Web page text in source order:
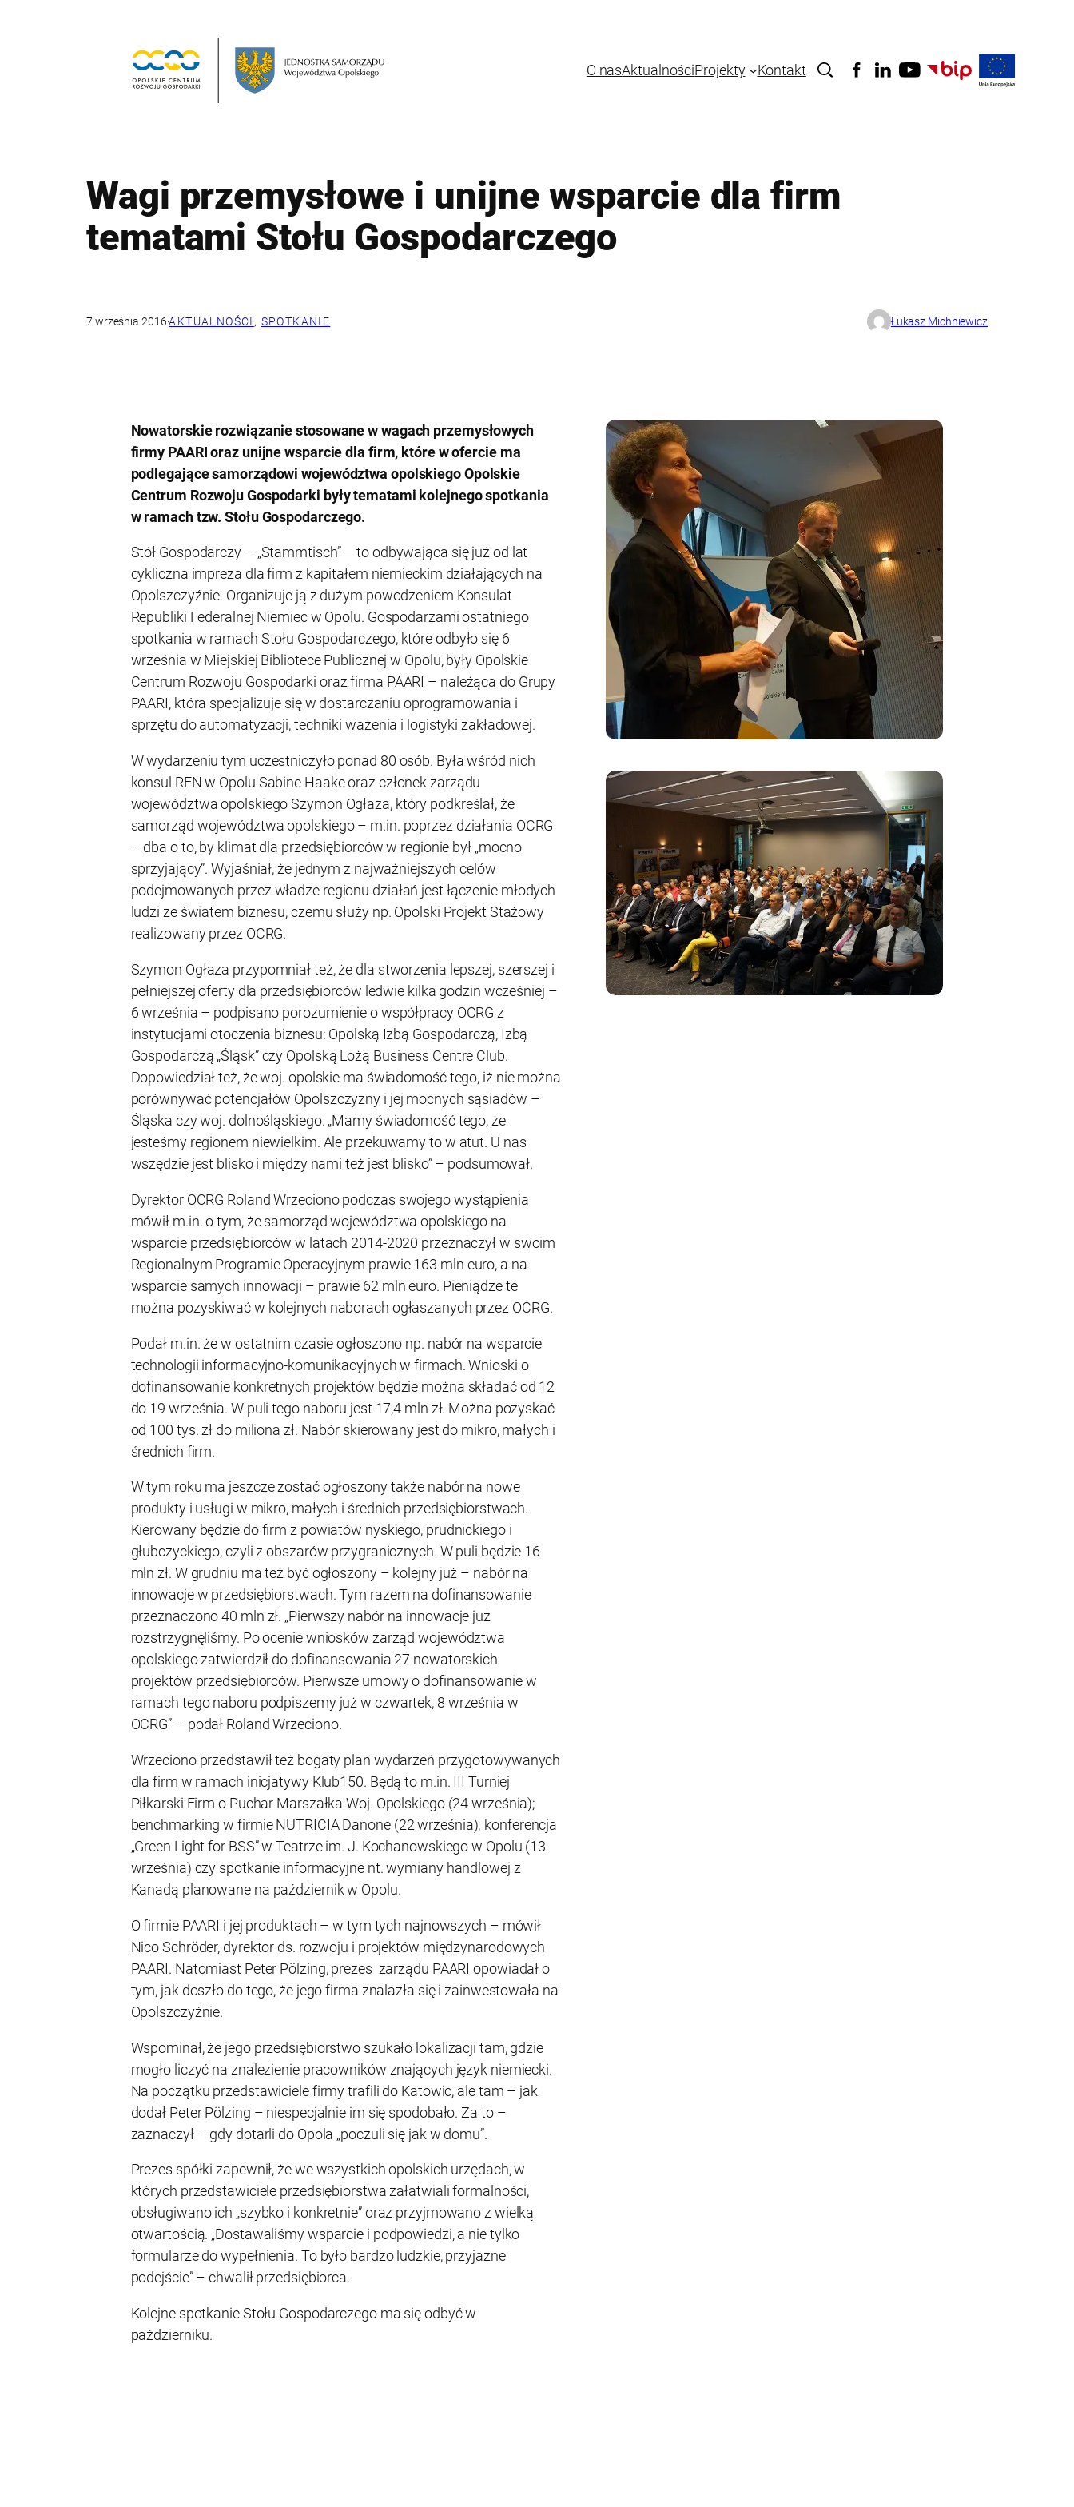
O nasAktualnościProjekty Kontakt
Wagi przemysłowe i unijne wsparcie dla firm
tematami Stołu Gospodarczego
7 września 2016·AKTUALNOŚCI , SPOTKANIE Łukasz Michniewicz
Nowatorskie rozwiązanie stosowane w wagach przemysłowych
firmy PAARI oraz unijne wsparcie dla firm, które w ofercie ma
podlegające samorządowi województwa opolskiego Opolskie
Centrum Rozwoju Gospodarki były tematami kolejnego spotkania
w ramach tzw. Stołu Gospodarczego.
Stół Gospodarczy – „Stammtisch” – to odbywająca się już od lat
cykliczna impreza dla firm z kapitałem niemieckim działających na
Opolszczyźnie. Organizuje ją z dużym powodzeniem Konsulat
Republiki Federalnej Niemiec w Opolu. Gospodarzami ostatniego
spotkania w ramach Stołu Gospodarczego, które odbyło się 6
września w Miejskiej Bibliotece Publicznej w Opolu, były Opolskie
Centrum Rozwoju Gospodarki oraz firma PAARI – należąca do Grupy
PAARI, która specjalizuje się w dostarczaniu oprogramowania i
sprzętu do automatyzacji, techniki ważenia i logistyki zakładowej.
W wydarzeniu tym uczestniczyło ponad 80 osób. Była wśród nich
konsul RFN w Opolu Sabine Haake oraz członek zarządu
województwa opolskiego Szymon Ogłaza, który podkreślał, że
samorząd województwa opolskiego – m.in. poprzez działania OCRG
– dba o to, by klimat dla przedsiębiorców w regionie był „mocno
sprzyjający”. Wyjaśniał, że jednym z najważniejszych celów
podejmowanych przez władze regionu działań jest łączenie młodych
ludzi ze światem biznesu, czemu służy np. Opolski Projekt Stażowy
realizowany przez OCRG.
Szymon Ogłaza przypomniał też, że dla stworzenia lepszej, szerszej i
pełniejszej oferty dla przedsiębiorców ledwie kilka godzin wcześniej –
6 września – podpisano porozumienie o współpracy OCRG z
instytucjami otoczenia biznesu: Opolską Izbą Gospodarczą, Izbą
Gospodarczą „Śląsk” czy Opolską Lożą Business Centre Club.
Dopowiedział też, że woj. opolskie ma świadomość tego, iż nie można
porównywać potencjałów Opolszczyzny i jej mocnych sąsiadów –
Śląska czy woj. dolnośląskiego. „Mamy świadomość tego, że
jesteśmy regionem niewielkim. Ale przekuwamy to w atut. U nas
wszędzie jest blisko i między nami też jest blisko” – podsumował.
Dyrektor OCRG Roland Wrzeciono podczas swojego wystąpienia
mówił m.in. o tym, że samorząd województwa opolskiego na
wsparcie przedsiębiorców w latach 2014-2020 przeznaczył w swoim
Regionalnym Programie Operacyjnym prawie 163 mln euro, a na
wsparcie samych innowacji – prawie 62 mln euro. Pieniądze te
można pozyskiwać w kolejnych naborach ogłaszanych przez OCRG.
Podał m.in. że w ostatnim czasie ogłoszono np. nabór na wsparcie
technologii informacyjno-komunikacyjnych w firmach. Wnioski o
dofinansowanie konkretnych projektów będzie można składać od 12
do 19 września. W puli tego naboru jest 17,4 mln zł. Można pozyskać
od 100 tys. zł do miliona zł. Nabór skierowany jest do mikro, małych i
średnich firm.
W tym roku ma jeszcze zostać ogłoszony także nabór na nowe
produkty i usługi w mikro, małych i średnich przedsiębiorstwach.
Kierowany będzie do firm z powiatów nyskiego, prudnickiego i
głubczyckiego, czyli z obszarów przygranicznych. W puli będzie 16
mln zł. W grudniu ma też być ogłoszony – kolejny już – nabór na
innowacje w przedsiębiorstwach. Tym razem na dofinansowanie
przeznaczono 40 mln zł. „Pierwszy nabór na innowacje już
rozstrzygnęliśmy. Po ocenie wniosków zarząd województwa
opolskiego zatwierdził do dofinansowania 27 nowatorskich
projektów przedsiębiorców. Pierwsze umowy o dofinansowanie w
ramach tego naboru podpiszemy już w czwartek, 8 września w
OCRG” – podał Roland Wrzeciono.
Wrzeciono przedstawił też bogaty plan wydarzeń przygotowywanych
dla firm w ramach inicjatywy Klub150. Będą to m.in. III Turniej
Piłkarski Firm o Puchar Marszałka Woj. Opolskiego (24 września);
benchmarking w firmie NUTRICIA Danone (22 września); konferencja
„Green Light for BSS” w Teatrze im. J. Kochanowskiego w Opolu (13
września) czy spotkanie informacyjne nt. wymiany handlowej z
Kanadą planowane na październik w Opolu.
O firmie PAARI i jej produktach – w tym tych najnowszych – mówił
Nico Schröder, dyrektor ds. rozwoju i projektów międzynarodowych
PAARI. Natomiast Peter Pölzing, prezes zarządu PAARI opowiadał o
tym, jak doszło do tego, że jego firma znalazła się i zainwestowała na
Opolszczyźnie.
Wspominał, że jego przedsiębiorstwo szukało lokalizacji tam, gdzie
mogło liczyć na znalezienie pracowników znających język niemiecki.
Na początku przedstawiciele firmy trafili do Katowic, ale tam – jak
dodał Peter Pölzing – niespecjalnie im się spodobało. Za to –
zaznaczył – gdy dotarli do Opola „poczuli się jak w domu”.
Prezes spółki zapewnił, że we wszystkich opolskich urzędach, w
których przedstawiciele przedsiębiorstwa załatwiali formalności,
obsługiwano ich „szybko i konkretnie” oraz przyjmowano z wielką
otwartością. „Dostawaliśmy wsparcie i podpowiedzi, a nie tylko
formularze do wypełnienia. To było bardzo ludzkie, przyjazne
podejście” – chwalił przedsiębiorca.
Kolejne spotkanie Stołu Gospodarczego ma się odbyć w
październiku.